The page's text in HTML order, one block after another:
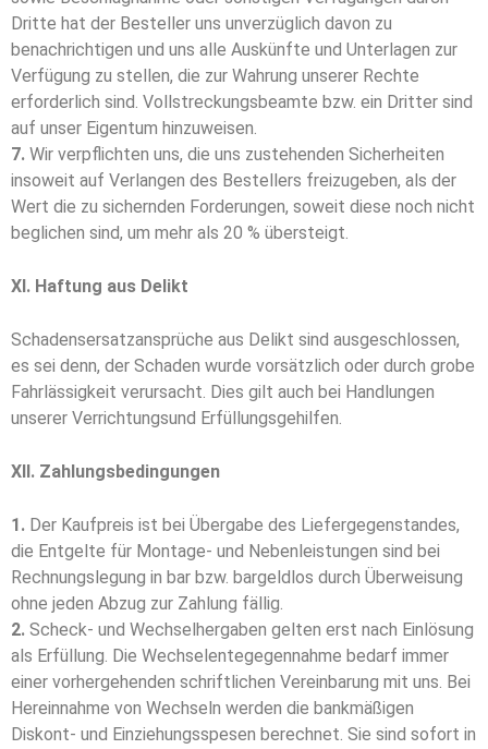
Dritte hat der Besteller uns unverzüglich davon zu
benachrichtigen und uns alle Auskünfte und Unterlagen zur
Verfügung zu stellen, die zur Wahrung unserer Rechte
erforderlich sind. Vollstreckungsbeamte bzw. ein Dritter sind
auf unser Eigentum hinzuweisen.
7. Wir verpflichten uns, die uns zustehenden Sicherheiten
insoweit auf Verlangen des Bestellers freizugeben, als der
Wert die zu sichernden Forderungen, soweit diese noch nicht
beglichen sind, um mehr als 20 % übersteigt.
XI. Haftung aus Delikt
Schadensersatzansprüche aus Delikt sind ausgeschlossen,
es sei denn, der Schaden wurde vorsätzlich oder durch grobe
Fahrlässigkeit verursacht. Dies gilt auch bei Handlungen
unserer Verrichtungsund Erfüllungsgehilfen.
XII. Zahlungsbedingungen
1. Der Kaufpreis ist bei Übergabe des Liefergegenstandes,
die Entgelte für Montage- und Nebenleistungen sind bei
Rechnungslegung in bar bzw. bargeldlos durch Überweisung
ohne jeden Abzug zur Zahlung fällig.
2. Scheck- und Wechselhergaben gelten erst nach Einlösung
als Erfüllung. Die Wechselentegegennahme bedarf immer
einer vorhergehenden schriftlichen Vereinbarung mit uns. Bei
Hereinnahme von Wechseln werden die bankmäßigen
Diskont- und Einziehungsspesen berechnet. Sie sind sofort in